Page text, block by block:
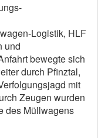
Logistik, HLF
und
bewegte sich
durch Pfinztal,
mit
Zeugen wurden
des Müllwagens